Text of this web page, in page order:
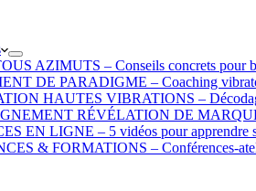
AZIMUTS – Conseils concrets pour
DE PARADIGME – Coaching
HAUTES VIBRATIONS –
RÉVÉLATION DE MARQUE
EN LIGNE – 5 vidéos pour apprendre
& FORMATIONS – Conférences-